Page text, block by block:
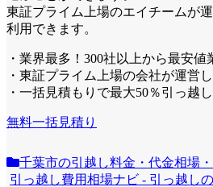
東証プライム上場のエイチームが
利用できます。
・業界最多！300社以上から最安値
・東証プライム上場の会社が運営
・一括見積もりで最大50％引っ越
無料一括見積り
千葉市の引越し料金・代金相場
引っ越し費用相場ナビ - 引っ越し